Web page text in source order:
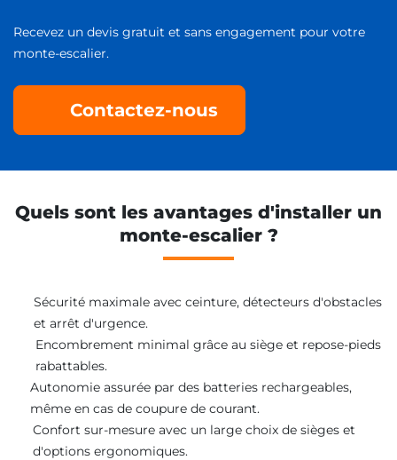
Recevez un devis gratuit et sans engagement pour votre
monte-escalier.
Contactez-nous
Quels sont les avantages d'installer un
monte-escalier ?
Sécurité maximale avec ceinture, détecteurs d'obstacles
et arrêt d'urgence.
Encombrement minimal grâce au siège et repose-pieds
rabattables.
Autonomie assurée par des batteries rechargeables,
même en cas de coupure de courant.
Confort sur-mesure avec un large choix de sièges et
d'options ergonomiques.